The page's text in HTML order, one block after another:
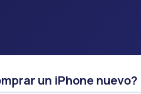
un iPhone nuevo?